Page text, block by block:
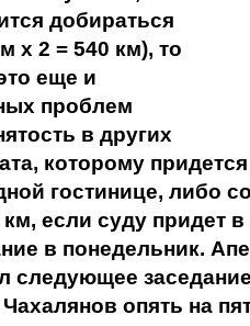
добираться
х 2 = 540 км), то
еще и
проблем
в других
которому
гостинице, либо
если суду придет
в понедельник.
следующее
опять на